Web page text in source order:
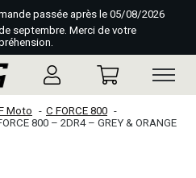
passée après le 05/08/2026
septembre. Merci de votre
Moto
C FORCE 800
800 – 2DR4 – GREY & ORANGE